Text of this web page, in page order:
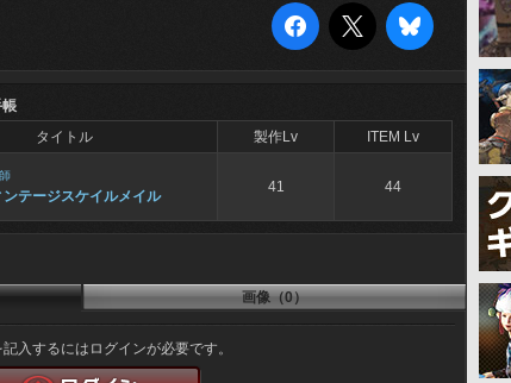
タイトル
製作Lv ITEM Lv
ンテージスケイルメイル
41 44
画像（0）
入するにはログインが必要です。